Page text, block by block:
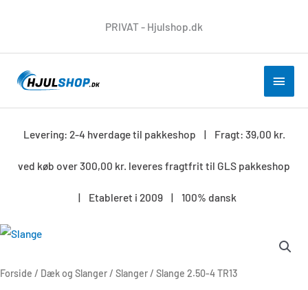
PRIVAT - Hjulshop.dk
Levering: 2-4 hverdage til pakkeshop | Fragt: 39,00 kr.
ved køb over 300,00 kr. leveres fragtfrit til GLS pakkeshop
| Etableret i 2009 | 100% dansk
Forside / Dæk og Slanger/ Slanger/ Slange 2.50-4 TR13
Slange
4